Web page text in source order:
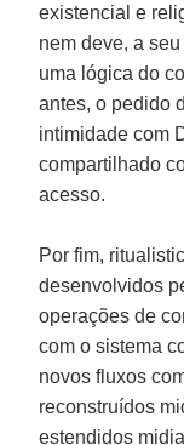
existencial e
nem deve, a
uma lógica do
antes, o pedido
intimidade com
compartilhado
acesso.
Por fim,
desenvolvidos
operações de
com o sistema
novos fluxos
reconstruídos
estendidos